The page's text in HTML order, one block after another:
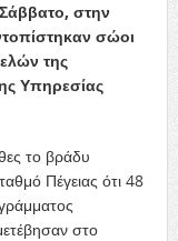
στην
σώοι
της
Υπηρεσίας
το βράδυ
Πέγειας ότι 48
στο